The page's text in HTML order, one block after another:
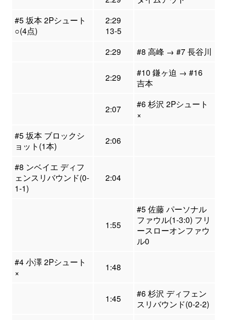
#5 坂本 2Pシュート
○(4点)
2:29
13-5
2:29
#8 高峰 → #7 長谷川
2:29
#10 鎌ヶ迫 → #16
吉本
2:07
#6 杉沢 2Pシュート
×
#5 坂本 ブロックシ
ョット(1本)
2:06
#8 ンベイエ ディフ
ェンスリバウンド(0-
1-1)
2:04
1:55
#5 佐藤 パーソナル
ファウル(1-3:0) フリ
ースローオンファウ
ル0
#4 小澤 2Pシュート
×
1:48
1:45
#6 杉沢 ディフェン
スリバウンド(0-2-2)